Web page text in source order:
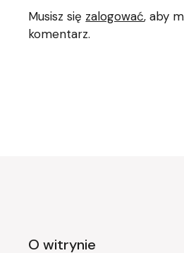
Musisz się zalogować, aby
komentarz.
O witrynie